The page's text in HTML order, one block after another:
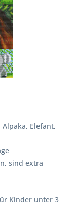
Alpaka, Elefant,
sind extra
Kinder unter 3